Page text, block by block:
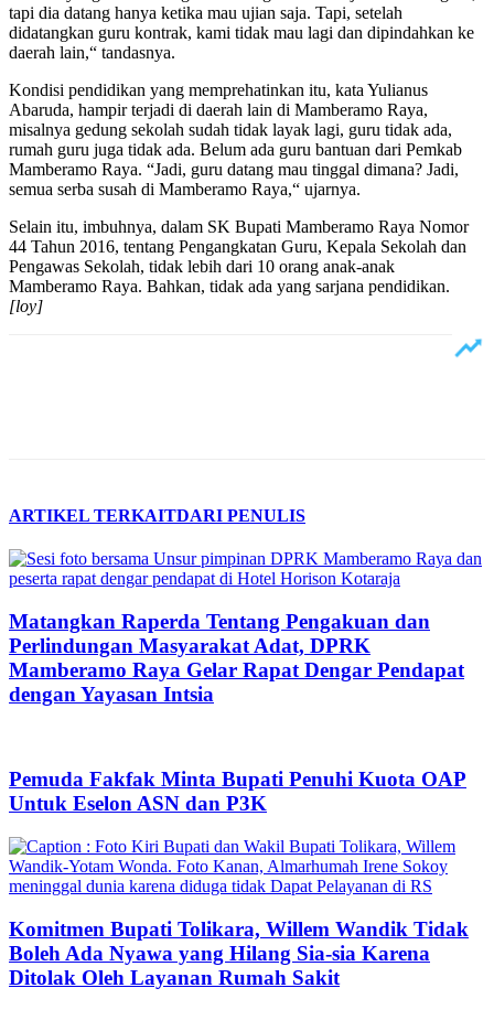
tapi dia datang hanya ketika mau ujian saja. Tapi, setelah
didatangkan guru kontrak, kami tidak mau lagi dan dipindahkan ke
daerah lain,“ tandasnya.
Kondisi pendidikan yang memprehatinkan itu, kata Yulianus
Abaruda, hampir terjadi di daerah lain di Mamberamo Raya,
misalnya gedung sekolah sudah tidak layak lagi, guru tidak ada,
rumah guru juga tidak ada. Belum ada guru bantuan dari Pemkab
Mamberamo Raya. “Jadi, guru datang mau tinggal dimana? Jadi,
semua serba susah di Mamberamo Raya,“ ujarnya.
Selain itu, imbuhnya, dalam SK Bupati Mamberamo Raya Nomor
44 Tahun 2016, tentang Pengangkatan Guru, Kepala Sekolah dan
Pengawas Sekolah, tidak lebih dari 10 orang anak-anak
Mamberamo Raya. Bahkan, tidak ada yang sarjana pendidikan.
[loy]
ARTIKEL TERKAITDARI PENULIS
Matangkan Raperda Tentang Pengakuan dan
Perlindungan Masyarakat Adat, DPRK
Mamberamo Raya Gelar Rapat Dengar Pendapat
dengan Yayasan Intsia
Pemuda Fakfak Minta Bupati Penuhi Kuota OAP
Untuk Eselon ASN dan P3K
Komitmen Bupati Tolikara, Willem Wandik Tidak
Boleh Ada Nyawa yang Hilang Sia-sia Karena
Ditolak Oleh Layanan Rumah Sakit